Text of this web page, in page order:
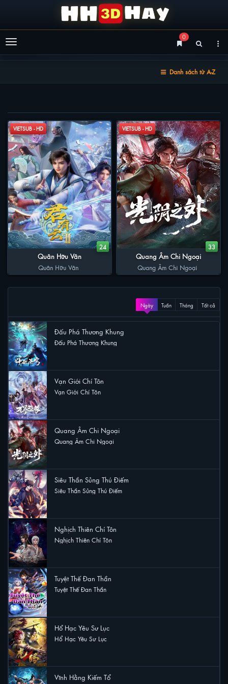
Menu
0
Danh sách từ A-Z
VIETSUB - HD
24
Quân Hữu Vân
Quân Hữu Vân
VIETSUB - HD
33
Quang Âm Chi Ngoại
Quang Âm Chi Ngoại
Ngày Tuần Tháng Tất cả
Đấu Phá Thương Khung
Đấu Phá Thương Khung
Vạn Giới Chí Tôn
Vạn Giới Chí Tôn
Quang Âm Chi Ngoại
Quang Âm Chi Ngoại
Siêu Thần Sủng Thú Điếm
Siêu Thần Sủng Thú Điếm
Nghịch Thiên Chí Tôn
Nghịch Thiên Chí Tôn
Tuyệt Thế Đan Thần
Tuyệt Thế Đan Thần
Hổ Hạc Yêu Sư Lục
Hổ Hạc Yêu Sư Lục
Vĩnh Hằng Kiếm Tổ